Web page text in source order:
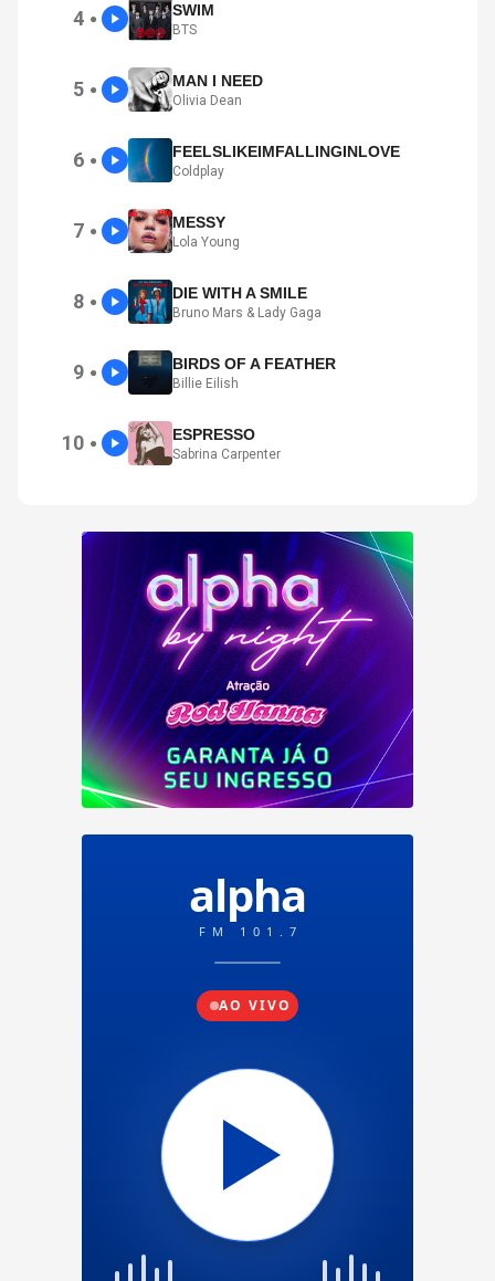
4 ● SWIM
BTS
5 ● MAN I NEED
Olivia Dean
6 ● FEELSLIKEIMFALLINGINLOVE
Coldplay
7 ● MESSY
Lola Young
8 ● DIE WITH A SMILE
Bruno Mars & Lady Gaga
9 ● BIRDS OF A FEATHER
Billie Eilish
10 ● ESPRESSO
Sabrina Carpenter